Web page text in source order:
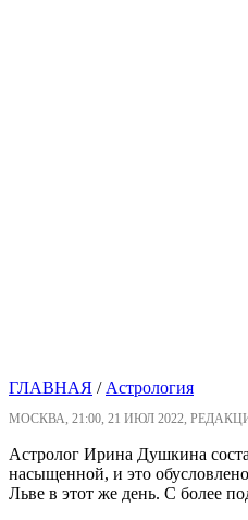
ГЛАВНАЯ /Астрология
МОСКВА, 21:00, 21 ИЮЛ 2022,
Астролог Ирина Душкина
насыщенной, и это
Льве в этот же день. С более